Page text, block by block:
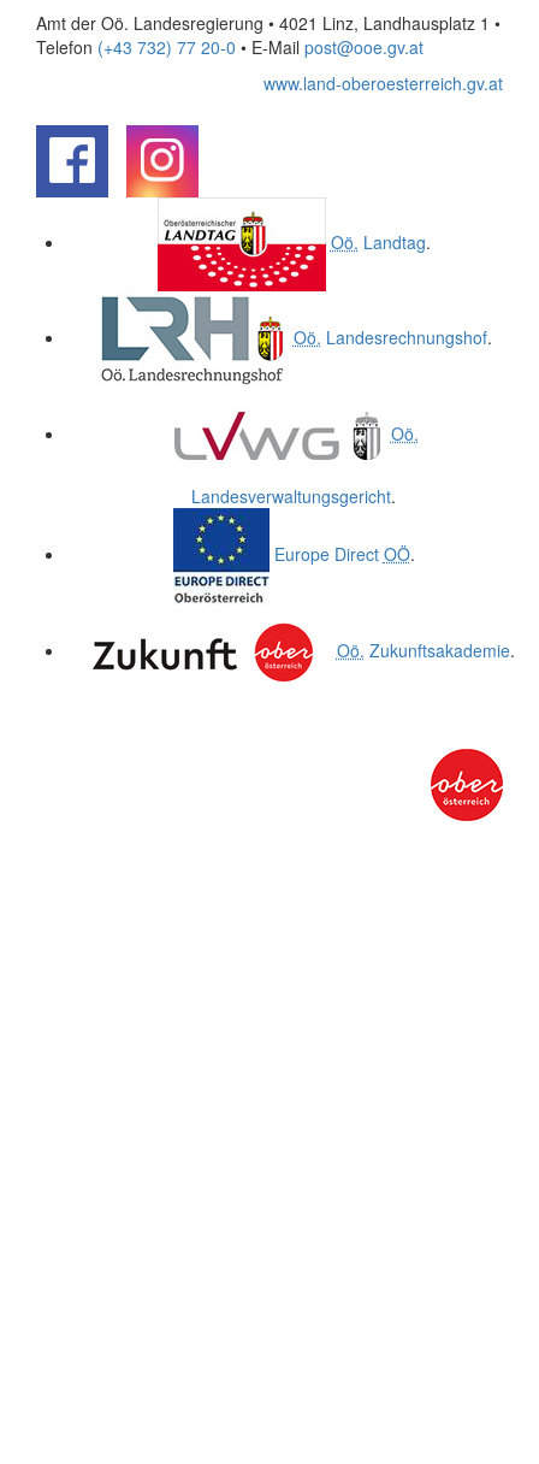
Amt der Oö. Landesregierung • 4021 Linz, Landhausplatz 1 •
Telefon (+43 732) 77 20-0 • E-Mail post@ooe.gv.at
www.land-oberoesterreich.gv.at
Oö. Landtag.
Oö. Landesrechnungshof.
Oö.
Landesverwaltungsgericht.
Europe Direct OÖ.
Oö. Zukunftsakademie.